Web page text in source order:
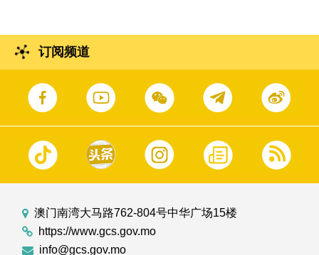
订阅频道
澳门南湾大马路762-804号中华广场15楼
https://www.gcs.gov.mo
info@gcs.gov.mo